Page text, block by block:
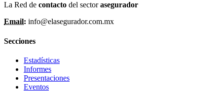
La Red de contacto del sectorasegurador
Email: info@elasegurador.com.mx
Secciones
Estadísticas
Informes
Presentaciones
Eventos